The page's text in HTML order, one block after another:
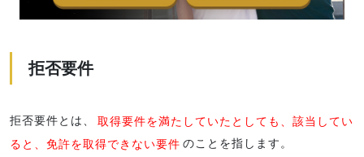
拒否要件
拒否要件とは、
取得要件を満たしていたとしても、該当してい
ると、免許を取得できない要件 のことを指します。